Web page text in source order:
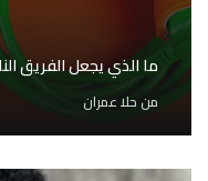
ما الذي يجعل الفريق
من حلا عمران